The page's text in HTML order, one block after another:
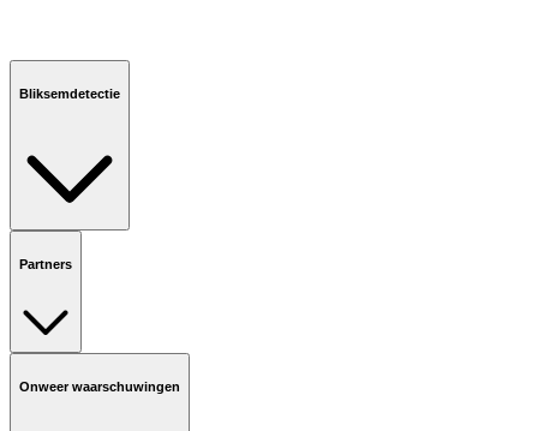
Bliksemdetectie
Partners
Onweer waarschuwingen